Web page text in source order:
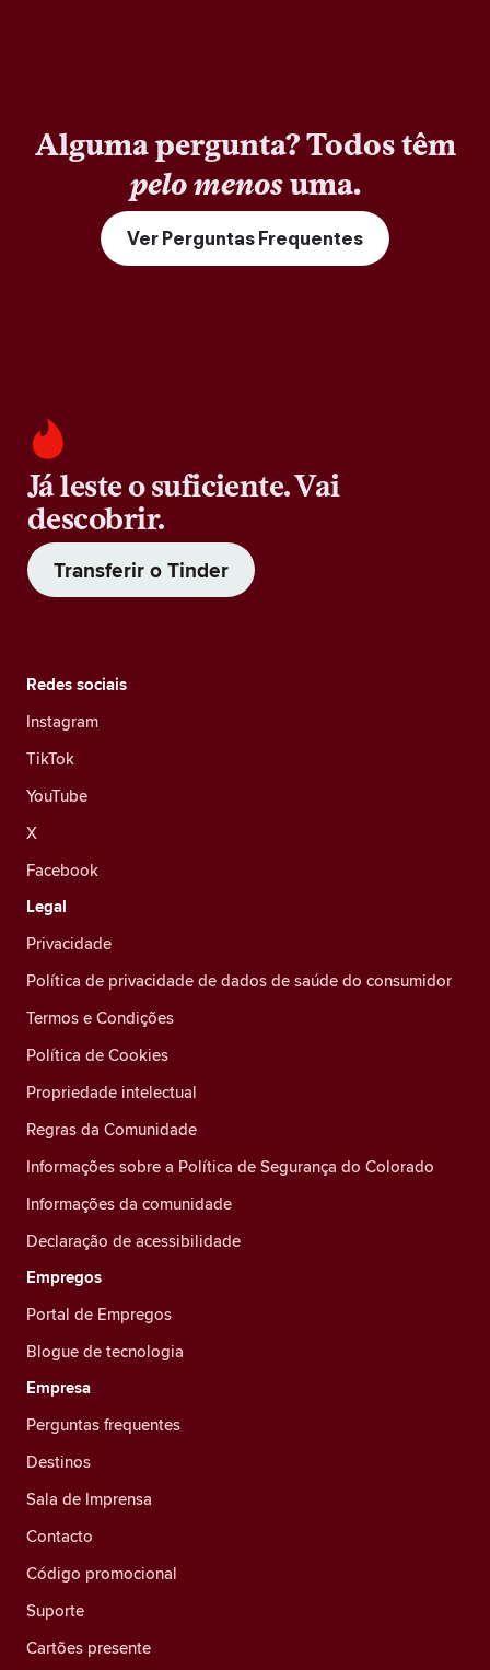
Alguma pergunta? Todos têm
pelo menosuma.
Ver Perguntas Frequentes
Já leste o suficiente. Vai
descobrir.
Transferir o Tinder
Redes sociais
Instagram
TikTok
YouTube
X
Facebook
Legal
Privacidade
Política de privacidade de dados de saúde do consumidor
Termos e Condições
Política de Cookies
Propriedade intelectual
Regras da Comunidade
Informações sobre a Política de Segurança do Colorado
Informações da comunidade
Declaração de acessibilidade
Empregos
Portal de Empregos
Blogue de tecnologia
Empresa
Perguntas frequentes
Destinos
Sala de Imprensa
Contacto
Código promocional
Suporte
Cartões presente